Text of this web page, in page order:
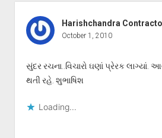
Harishchandra
October 1, 2010
સુંદર રચના..વિચારો ઘણાં પ્રેરક
થતી રહે. શુભાષિશ
Loading...